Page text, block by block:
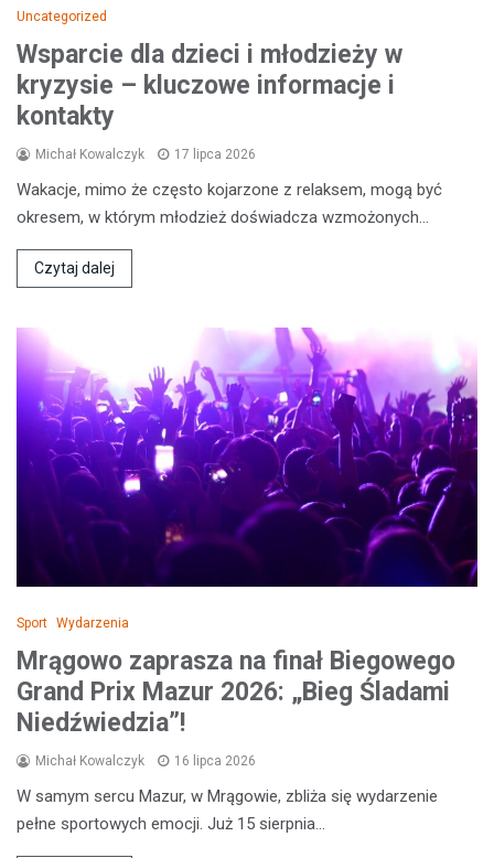
Uncategorized
Wsparcie dla dzieci i młodzieży w
kryzysie – kluczowe informacje i
kontakty
Michał Kowalczyk 17 lipca 2026
Wakacje, mimo że często kojarzone z relaksem, mogą być
okresem, w którym młodzież doświadcza wzmożonych…
Czytaj dalej
Sport Wydarzenia
Mrągowo zaprasza na finał Biegowego
Grand Prix Mazur 2026: „Bieg Śladami
Niedźwiedzia”!
Michał Kowalczyk 16 lipca 2026
W samym sercu Mazur, w Mrągowie, zbliża się wydarzenie
pełne sportowych emocji. Już 15 sierpnia…